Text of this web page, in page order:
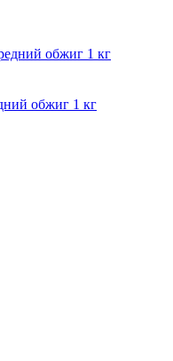
обжиг 1 кг